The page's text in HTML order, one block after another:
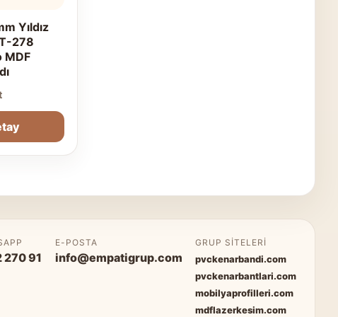
Yıldız
278
MDF
270 91
E-POSTA
info@empatigrup.com
GRUP SITELERI
pvckenarbandi.com
pvckenarbantlari.com
mobilyaprofilleri.com
mdflazerkesim.com